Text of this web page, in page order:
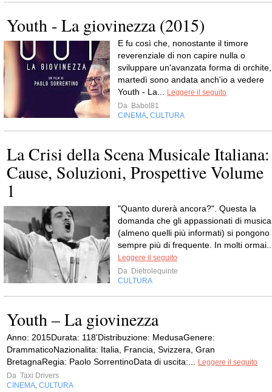
Youth - La giovinezza (2015)
E fu così che, nonostante il timore
reverenziale di non capire nulla o
sviluppare un'avanzata forma di orchite,
martedì sono andata anch'io a vedere
Youth - La...
Leggere il seguito
Da Babol81
CINEMA CULTURA
La Crisi della Scena Musicale Italiana:
Cause, Soluzioni, Prospettive Volume
1
"Quanto durerà ancora?". Questa la
domanda che gli appassionati di musica
(almeno quelli più informati) si pongono
sempre più di frequente. In molti
Leggere il seguito
Da Dietrolequinte
CULTURA
Youth – La giovinezza
Anno: 2015Durata: 118'Distribuzione: MedusaGenere:
DrammaticoNazionalita: Italia, Francia, Svizzera, Gran
BretagnaRegia: Paolo SorrentinoData di uscita:...
Leggere il seguito
Da Taxi Drivers
CINEMA CULTURA